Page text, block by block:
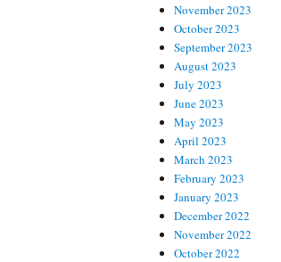
November 2023
October 2023
September 2023
August 2023
July 2023
June 2023
May 2023
April 2023
March 2023
February 2023
January 2023
December 2022
November 2022
October 2022